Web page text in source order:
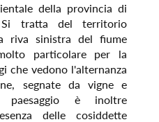
della provincia di
Si tratta del territorio
riva sinistra del fiume
particolare per la
che vedono l'alternanza
segnate da vigne e
è inoltre
delle cosiddette